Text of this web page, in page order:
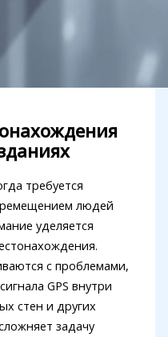
требуется
людей
уделяется
с проблемами,
GPS внутри
стен и других
задачу